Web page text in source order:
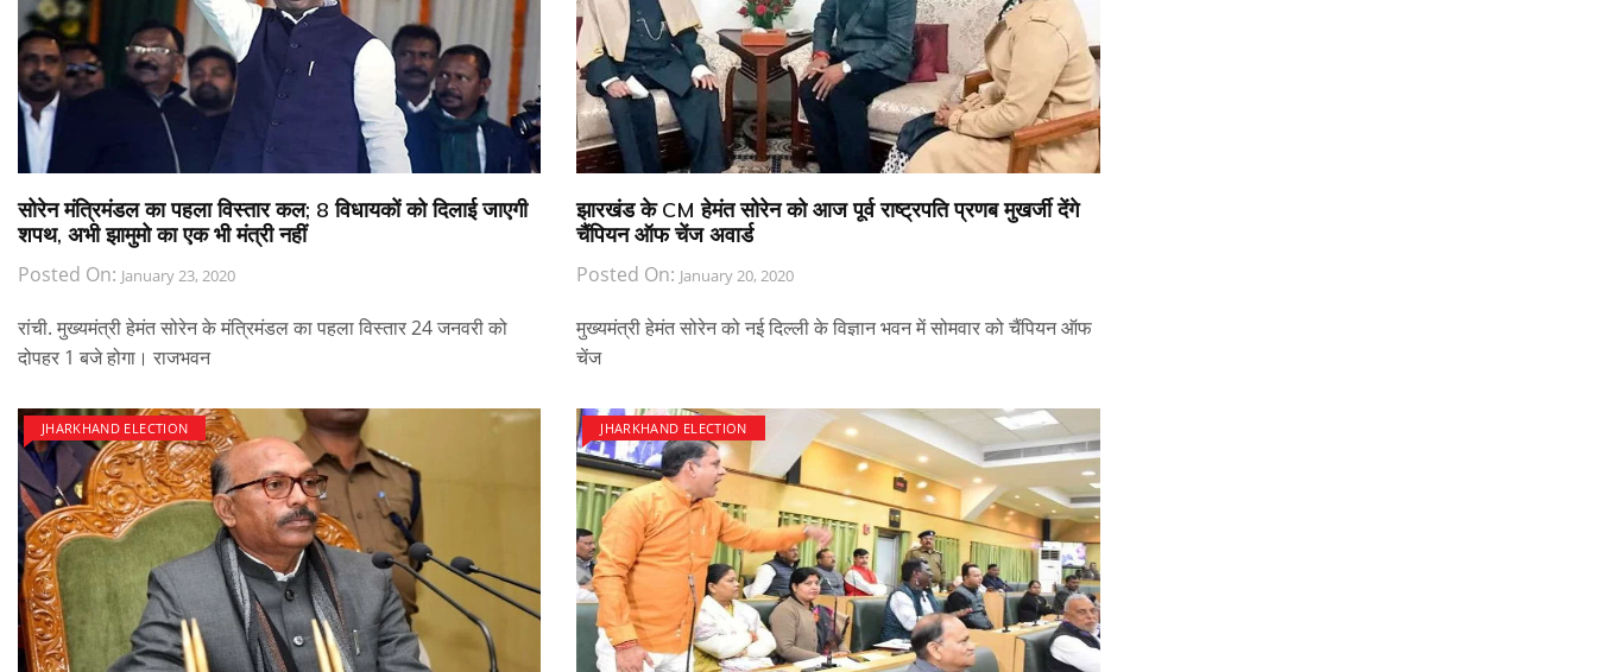
सोरेन मंत्रिमंडल का पहला विस्तार कल; 8 विधायकों को दिलाई जाएगी
शपथ, अभी झामुमो का एक भी मंत्री नहीं
Posted On: January 23, 2020
रांची. मुख्यमंत्री हेमंत सोरेन के मंत्रिमंडल का पहला विस्तार 24 जनवरी को
दोपहर 1 बजे होगा। राजभवन
झारखंड के CM हेमंत सोरेन को आज पूर्व राष्ट्रपति प्रणब मुखर्जी देंगे
चैंपियन ऑफ चेंज अवार्ड
Posted On: January 20, 2020
मुख्यमंत्री हेमंत सोरेन को नई दिल्ली के विज्ञान भवन में सोमवार को चैंपियन ऑफ
चेंज
JHARKHAND ELECTION JHARKHAND ELECTION